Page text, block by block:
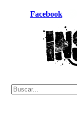
Facebook